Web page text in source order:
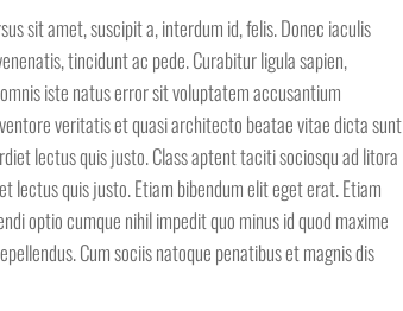
sit amet, suscipit a, interdum id, felis. Donec iaculis
tincidunt ac pede. Curabitur ligula sapien,
iste natus error sit voluptatem accusantium
veritatis et quasi architecto beatae vitae dicta sunt
lectus quis justo. Class aptent taciti sociosqu ad litora
lectus quis justo. Etiam bibendum elit eget erat. Etiam
optio cumque nihil impedit quo minus id quod maxime
Cum sociis natoque penatibus et magnis dis